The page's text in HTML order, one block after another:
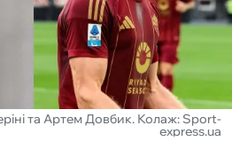
та Артем Довбик. Колаж: Sport-
express.ua